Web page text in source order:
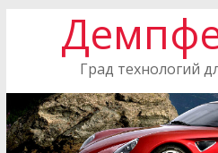
Град технологий